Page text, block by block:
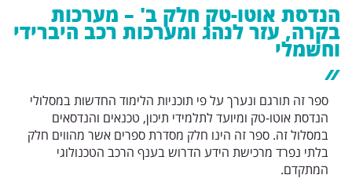
הנדסת אוטו-טק חלק ב' – מערכות
בקרה, עזר לנהג ומערכות רכב היברידי
וחשמלי
ספר זה תורגם ונערך על פי תוכניות הלימוד החדשות במסלולי
הנדסת אוטו-טק ומיועד לתלמידי תיכון, טכנאים והנדסאים
במסלול זה. ספר זה הינו חלק מסדרת ספרים אשר מהווים חלק
בלתי נפרד מרכישת הידע הדרוש בענף הרכב הטכנולוגי
המתקדם.